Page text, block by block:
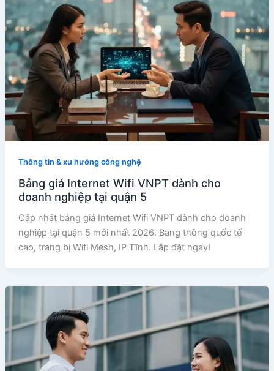
Thông tin & xu hướng công nghệ
Bảng giá Internet Wifi VNPT dành cho
doanh nghiệp tại quận 5
Cập nhật bảng giá Internet Wifi VNPT dành cho doanh
nghiệp tại quận 5 mới nhất 2026. Băng thông quốc tế
cao, trang bị Wifi Mesh, IP Tĩnh. Lắp đặt ngay!